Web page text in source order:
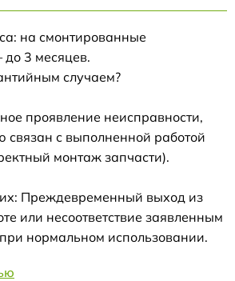
на смонтированные
3 месяцев.
случаем?
проявление неисправности,
связан с выполненной работой
монтаж запчасти).
Преждевременный выход из
или несоответствие заявленным
нормальном использовании.